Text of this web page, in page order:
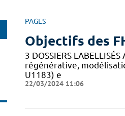
PAGES
Objectifs des
3 DOSSIERS
régénérative,
U1183) e
22/03/2024 11:06